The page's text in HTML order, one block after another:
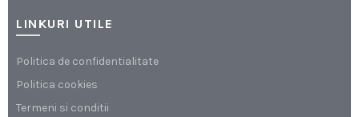
LINKURI UTILE
Politica de confidentialitate
Politica cookies
Termeni si conditii